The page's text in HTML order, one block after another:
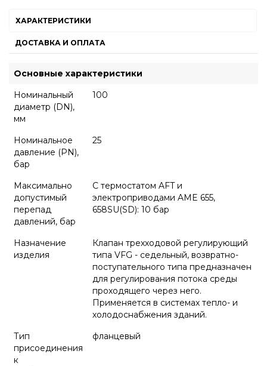
ХАРАКТЕРИСТИКИ
ДОСТАВКА И ОПЛАТА
Основные характеристики
Номинальный
диаметр (DN),
мм
100
Номинальное
давление (PN),
бар
25
Максимально
допустимый
перепад
давлений, бар
С термостатом AFT и
электроприводами AME 655,
658SU(SD): 10 бар
Назначение
изделия
Клапан трехходовой регулирующий
типа VFG - седельный, возвратно-
поступательного типа предназначен
для регулирования потока среды
проходящего через него.
Применяется в системах тепло- и
холодоснабжения зданий.
Тип
присоединения
к
фланцевый